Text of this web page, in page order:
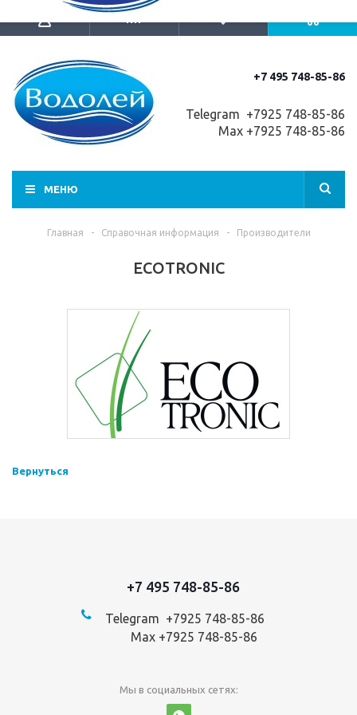
+7 495 748-85-86
Telegram +7925 748-85-86
Max +7925 748-85-86
МЕНЮ
Главная - Справочная информация - Производители
ECOTRONIC
Вернуться
+7 495 748-85-86
Telegram +7925 748-85-86
Max +7925 748-85-86
Мы в социальных сетях: